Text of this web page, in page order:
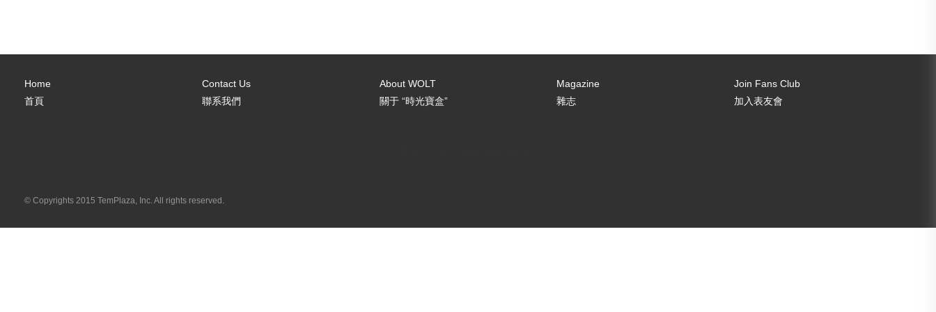
Home
首頁
Contact Us
聯系我們
About WOLT
關于 “時光寶盒”
Magazine
雜志
Join Fans Club
加入表友會
© Copyrights 2015 TemPlaza, Inc. All rights reserved.